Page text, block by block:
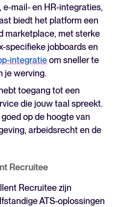
mail- en HR-integraties,
biedt het platform een
marketplace, met sterke
specifieke jobboards en
integratieom sneller te
je werving.
toegang tot een
die jouw taal spreekt.
op de hoogte van
arbeidsrecht en de
Recruitee
Recruitee zijn
ATS-oplossingen